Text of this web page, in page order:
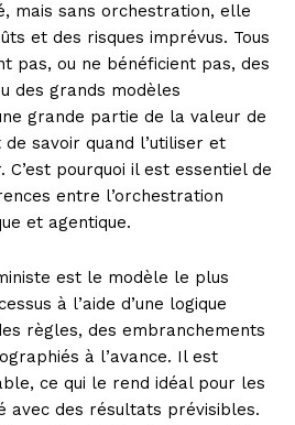
mais sans orchestration, elle
et des risques imprévus. Tous
pas, ou ne bénéficient pas, des
des grands modèles
grande partie de la valeur de
savoir quand l’utiliser et
pourquoi il est essentiel de
entre l’orchestration
et agentique.
est le modèle le plus
à l’aide d’une logique
règles, des embranchements
à l’avance. Il est
ce qui le rend idéal pour les
avec des résultats prévisibles.